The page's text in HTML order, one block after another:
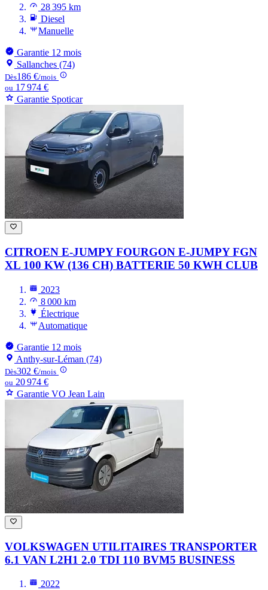
28 395 km
Diesel
Manuelle
Garantie 12 mois
Sallanches (74)
Dès186 €/mois
ou 17 974 €
Garantie Spoticar
CITROEN E-JUMPY FOURGON E-JUMPY FGN
XL 100 KW (136 CH) BATTERIE 50 KWH CLUB
2023
8 000 km
Électrique
Automatique
Garantie 12 mois
Anthy-sur-Léman (74)
Dès302 €/mois
ou 20 974 €
Garantie VO Jean Lain
VOLKSWAGEN UTILITAIRES TRANSPORTER
6.1 VAN L2H1 2.0 TDI 110 BVM5 BUSINESS
2022